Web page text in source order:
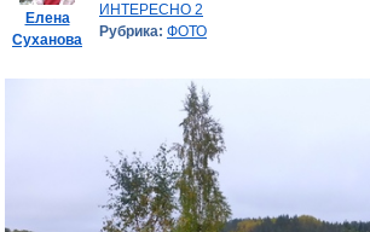
Елена
Суханова
ИНТЕРЕСНО 2
Рубрика: ФОТО